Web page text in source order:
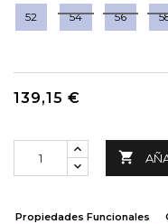
52 54 56
139,15 €

Propiedades Funcionales